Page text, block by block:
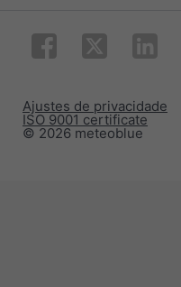
© 2026 meteoblue
ISO 9001 certificate
Ajustes de privacidade